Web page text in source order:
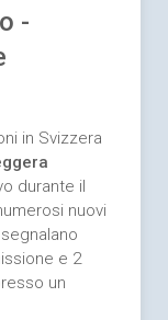
-
in Svizzera
durante il
nuovi
e 2
un